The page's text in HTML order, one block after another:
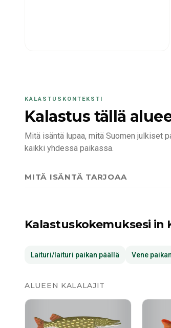
KALASTUSKONTEKSTI
Kalastus tällä
Mitä isäntä lupaa, mitä Suomen julkiset
kaikki yhdessä paikassa.
MITÄ ISÄNTÄ TARJOAA
Kalastuskokemuksesi in
Laituri/laituri paikan päällä Vene
ALUEEN KALALAJIT